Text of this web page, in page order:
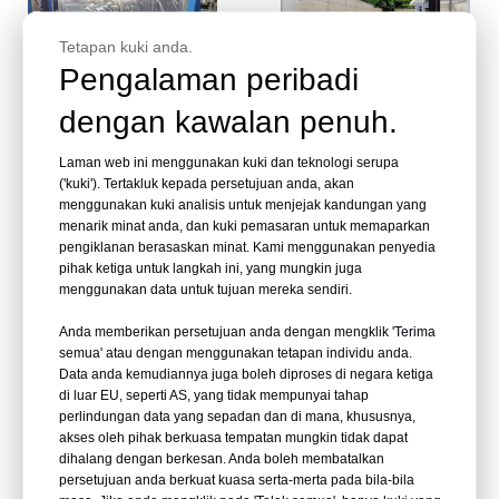
Pertimbangan Untuk
Kelebihan dan keburukan
panel akrilik - Leyu
Tanya
Kolam akrilik dan struktur
panel akrilik kilang China-
Kilang Produk Lembaran
Akrilik Leyu
Tanya
video
Tetapan kuki anda.
Pengalaman peribadi
dengan kawalan penuh.
Laman web ini menggunakan kuki dan teknologi serupa
('kuki'). Tertakluk kepada persetujuan anda, akan
menggunakan kuki analisis untuk menjejak kandungan yang
menarik minat anda, dan kuki pemasaran untuk memaparkan
pengiklanan berasaskan minat. Kami menggunakan penyedia
pihak ketiga untuk langkah ini, yang mungkin juga
menggunakan data untuk tujuan mereka sendiri.
Anda memberikan persetujuan anda dengan mengklik 'Terima
semua' atau dengan menggunakan tetapan individu anda.
Data anda kemudiannya juga boleh diproses di negara ketiga
di luar EU, seperti AS, yang tidak mempunyai tahap
perlindungan data yang sepadan dan di mana, khususnya,
akses oleh pihak berkuasa tempatan mungkin tidak dapat
dihalang dengan berkesan. Anda boleh membatalkan
persetujuan anda berkuat kuasa serta-merta pada bila-bila